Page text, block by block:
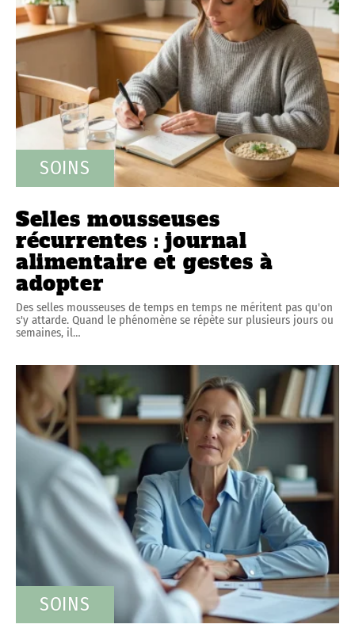
SOINS
Selles mousseuses
récurrentes : journal
alimentaire et gestes à
adopter
Des selles mousseuses de temps en temps ne méritent pas qu'on
s'y attarde. Quand le phénomène se répète sur plusieurs jours ou
semaines, il…
SOINS